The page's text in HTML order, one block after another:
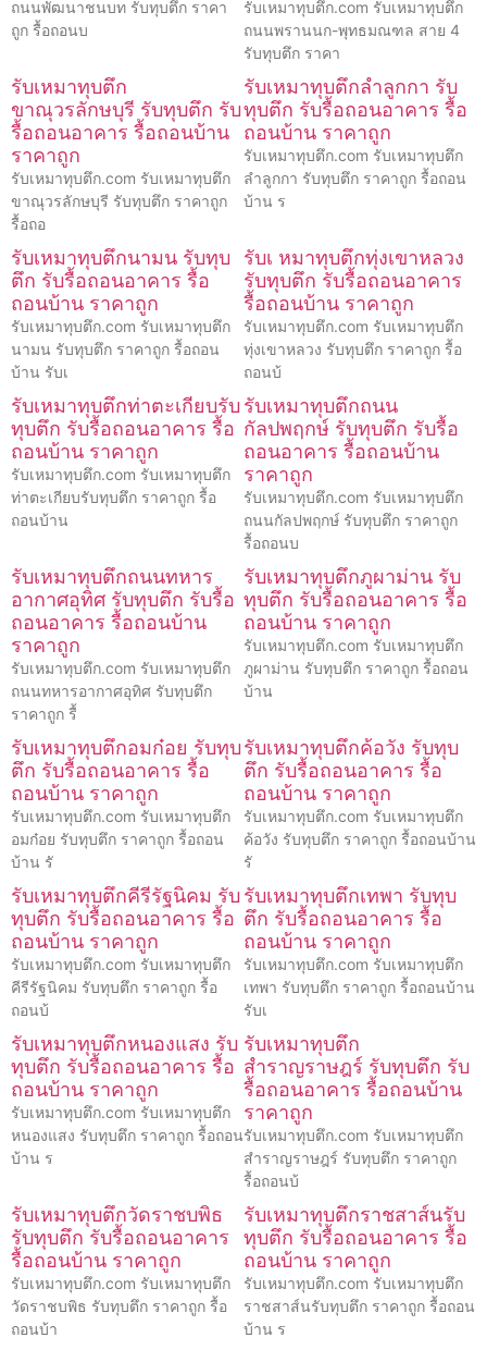
ถนนพัฒนาชนบท รับทุบตึก ราคา
ถูก รื้อถอนบ
รับเหมาทุบตึก.com รับเหมาทุบตึก
ถนนพรานนก-พุทธมณฑล สาย 4
รับทุบตึก ราคา
รับเหมาทุบตึก
ขาณุวรลักษบุรี รับทุบตึก รับ
รื้อถอนอาคาร รื้อถอนบ้าน
ราคาถูก
รับเหมาทุบตึก.com รับเหมาทุบตึก
ขาณุวรลักษบุรี รับทุบตึก ราคาถูก
รื้อถอ
รับเหมาทุบตึกลำลูกกา รับ
ทุบตึก รับรื้อถอนอาคาร รื้อ
ถอนบ้าน ราคาถูก
รับเหมาทุบตึก.com รับเหมาทุบตึก
ลำลูกกา รับทุบตึก ราคาถูก รื้อถอน
บ้าน ร
รับเหมาทุบตึกนามน รับทุบ
ตึก รับรื้อถอนอาคาร รื้อ
ถอนบ้าน ราคาถูก
รับเหมาทุบตึก.com รับเหมาทุบตึก
นามน รับทุบตึก ราคาถูก รื้อถอน
บ้าน รับเ
รับเ หมาทุบตึกทุ่งเขาหลวง
รับทุบตึก รับรื้อถอนอาคาร
รื้อถอนบ้าน ราคาถูก
รับเหมาทุบตึก.com รับเหมาทุบตึก
ทุ่งเขาหลวง รับทุบตึก ราคาถูก รื้อ
ถอนบ้
รับเหมาทุบตึกท่าตะเกียบรับ
ทุบตึก รับรื้อถอนอาคาร รื้อ
ถอนบ้าน ราคาถูก
รับเหมาทุบตึก.com รับเหมาทุบตึก
ท่าตะเกียบรับทุบตึก ราคาถูก รื้อ
ถอนบ้าน
รับเหมาทุบตึกถนน
กัลปพฤกษ์ รับทุบตึก รับรื้อ
ถอนอาคาร รื้อถอนบ้าน
ราคาถูก
รับเหมาทุบตึก.com รับเหมาทุบตึก
ถนนกัลปพฤกษ์ รับทุบตึก ราคาถูก
รื้อถอนบ
รับเหมาทุบตึกถนนทหาร
อากาศอุทิศ รับทุบตึก รับรื้อ
ถอนอาคาร รื้อถอนบ้าน
ราคาถูก
รับเหมาทุบตึก.com รับเหมาทุบตึก
ถนนทหารอากาศอุทิศ รับทุบตึก
ราคาถูก รื้
รับเหมาทุบตึกภูผาม่าน รับ
ทุบตึก รับรื้อถอนอาคาร รื้อ
ถอนบ้าน ราคาถูก
รับเหมาทุบตึก.com รับเหมาทุบตึก
ภูผาม่าน รับทุบตึก ราคาถูก รื้อถอน
บ้าน
รับเหมาทุบตึกอมก๋อย รับทุบ
ตึก รับรื้อถอนอาคาร รื้อ
ถอนบ้าน ราคาถูก
รับเหมาทุบตึก.com รับเหมาทุบตึก
อมก๋อย รับทุบตึก ราคาถูก รื้อถอน
บ้าน รั
รับเหมาทุบตึกค้อวัง รับทุบ
ตึก รับรื้อถอนอาคาร รื้อ
ถอนบ้าน ราคาถูก
รับเหมาทุบตึก.com รับเหมาทุบตึก
ค้อวัง รับทุบตึก ราคาถูก รื้อถอนบ้าน
รั
รับเหมาทุบตึกคีรีรัฐนิคม รับ
ทุบตึก รับรื้อถอนอาคาร รื้อ
ถอนบ้าน ราคาถูก
รับเหมาทุบตึก.com รับเหมาทุบตึก
คีรีรัฐนิคม รับทุบตึก ราคาถูก รื้อ
ถอนบ้
รับเหมาทุบตึกเทพา รับทุบ
ตึก รับรื้อถอนอาคาร รื้อ
ถอนบ้าน ราคาถูก
รับเหมาทุบตึก.com รับเหมาทุบตึก
เทพา รับทุบตึก ราคาถูก รื้อถอนบ้าน
รับเ
รับเหมาทุบตึกหนองแสง รับ
ทุบตึก รับรื้อถอนอาคาร รื้อ
ถอนบ้าน ราคาถูก
รับเหมาทุบตึก.com รับเหมาทุบตึก
หนองแสง รับทุบตึก ราคาถูก รื้อถอน
บ้าน ร
รับเหมาทุบตึก
สำราญราษฎร์ รับทุบตึก รับ
รื้อถอนอาคาร รื้อถอนบ้าน
ราคาถูก
รับเหมาทุบตึก.com รับเหมาทุบตึก
สำราญราษฎร์ รับทุบตึก ราคาถูก
รื้อถอนบ้
รับเหมาทุบตึกวัดราชบพิธ
รับทุบตึก รับรื้อถอนอาคาร
รื้อถอนบ้าน ราคาถูก
รับเหมาทุบตึก.com รับเหมาทุบตึก
วัดราชบพิธ รับทุบตึก ราคาถูก รื้อ
ถอนบ้า
รับเหมาทุบตึกราชสาส์นรับ
ทุบตึก รับรื้อถอนอาคาร รื้อ
ถอนบ้าน ราคาถูก
รับเหมาทุบตึก.com รับเหมาทุบตึก
ราชสาส์นรับทุบตึก ราคาถูก รื้อถอน
บ้าน ร